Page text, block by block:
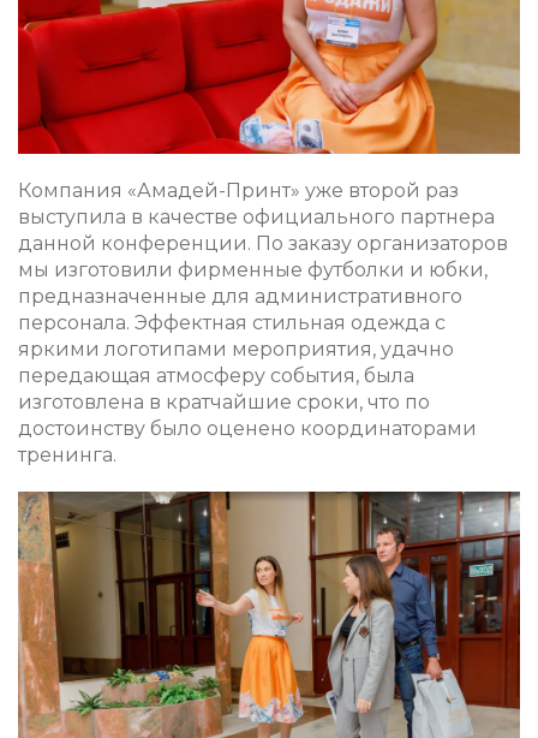
Компания «Амадей-Принт» уже второй раз
выступила в качестве официального партнера
данной конференции. По заказу организаторов
мы изготовили фирменные футболки и юбки,
предназначенные для административного
персонала. Эффектная стильная одежда с
яркими логотипами мероприятия, удачно
передающая атмосферу события, была
изготовлена в кратчайшие сроки, что по
достоинству было оценено координаторами
тренинга.